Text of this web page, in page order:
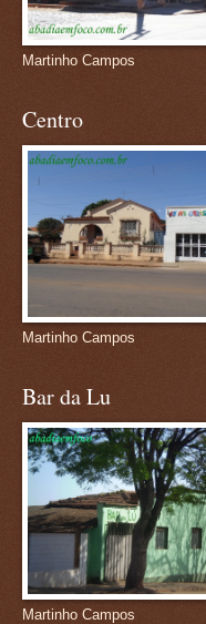
Martinho Campos
Centro
Martinho Campos
Bar da Lu
Martinho Campos